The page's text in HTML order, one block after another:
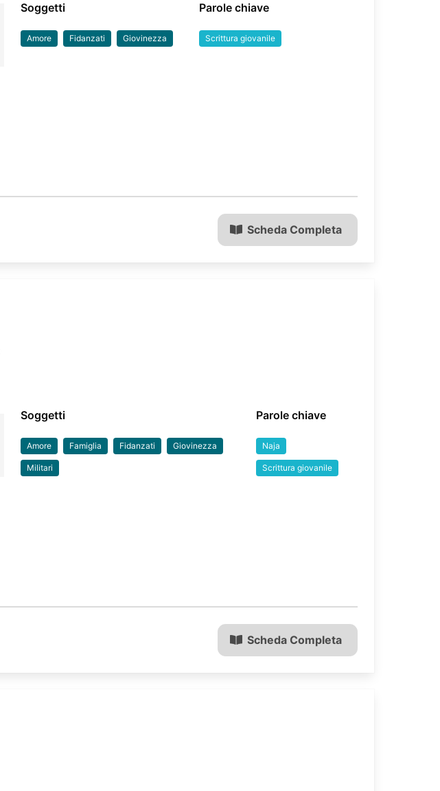
Soggetti
Amore Fidanzati Giovinezza
Parole chiave
Scrittura giovanile
Scheda Completa
Soggetti
Amore Famiglia Fidanzati Giovinezza
Militari
Parole chiave
Naja
Scrittura giovanile
Scheda Completa